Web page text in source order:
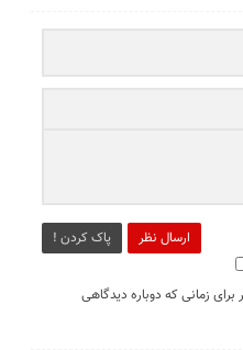
ارسال نظر پاک کردن !
زمانی که دوباره دیدگاهی